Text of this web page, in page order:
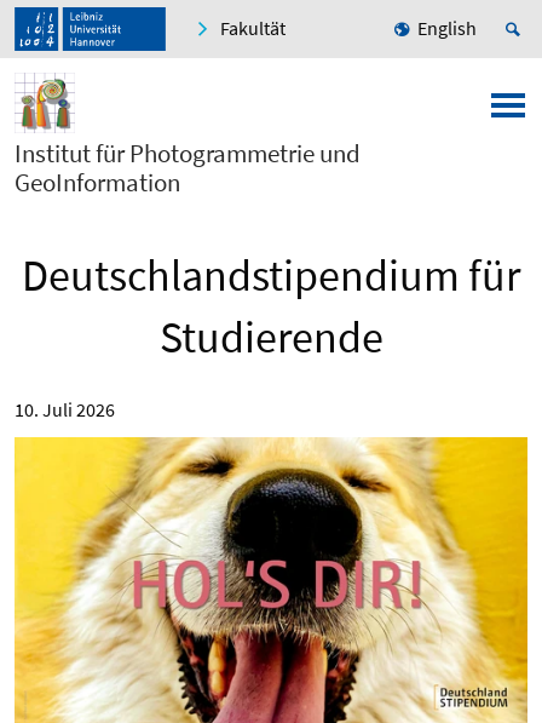
Fakultät English
Institut für Photogrammetrie und
GeoInformation
Deutschlandstipendium für
Studierende
10. Juli 2026